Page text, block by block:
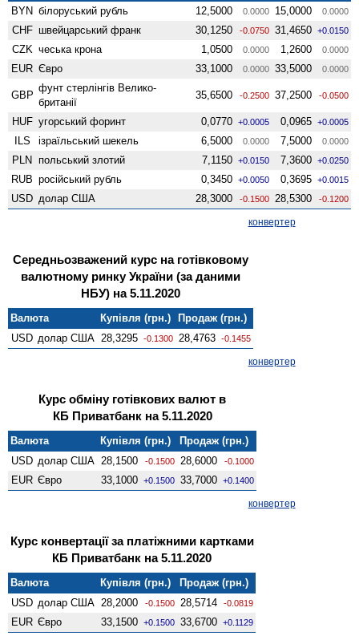
BYN білоруський рубль 12,5000 0.0000 15,0000 0.0000
CHF швейцарський франк 30,1250 -0.0750 31,4650 +0.0150
CZK чеська крона 1,0500 0.0000 1,2600 0.0000
EUR Євро 33,1000 0.0000 33,5000 0.0000
GBP
фунт стерлінгів Велико­
британії
35,6500 -0.2500 37,2500 -0.0500
HUF угорський форинт 0,0770 +0.0005 0,0965 +0.0005
ILS ізраїльський шекель 6,5000 0.0000 7,5000 0.0000
PLN польський злотий 7,1150 +0.0150 7,3600 +0.0250
RUB російський рубль 0,3450 +0.0050 0,3695 +0.0015
USD долар США 28,3000 -0.1500 28,5300 -0.1200
конвертер
Середньозважений курс на готівковому
валютному ринку України (за даними
НБУ) на 5.11.2020
Валюта Купівля (грн.)
Продаж (грн.)
USD долар США 28,3295 -0.1300 28,4763 -0.1455
конвертер
Курс обміну готівкових валют в
КБ Приватбанк на 5.11.2020
Валюта Купівля (грн.)
Продаж (грн.)
USD долар США 28,1500 -0.1500 28,6000 -0.1000
EUR Євро 33,1000 +0.1500 33,7000 +0.1400
конвертер
Курс конвертації за платіжними картками
КБ Приватбанк на 5.11.2020
Валюта Купівля (грн.)
Продаж (грн.)
USD долар США 28,2000 -0.1500 28,5714 -0.0819
EUR Євро 33,1500 +0.1500 33,6700 +0.1129